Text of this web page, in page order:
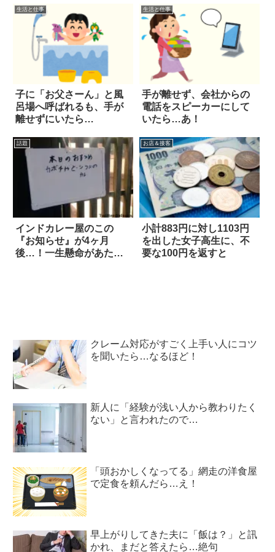
生活と仕事
子に「お父さーん」と風
呂場へ呼ばれるも、手が
離せずにいたら…
生活と仕事
手が離せず、会社からの
電話をスピーカーにして
いたら…あ！
話題
インドカレー屋のこの
『お知らせ』が4ヶ月
後…！一生懸命があたた
お店＆接客
小計883円に対し1103円
を出した女子高生に、不
要な100円を返すと
クレーム対応がすごく上手い人にコツ
を聞いたら…なるほど！
新人に「経験が浅い人から教わりたく
ない」と言われたので…
「頭おかしくなってる」網走の洋食屋
で定食を頼んだら…え！
早上がりしてきた夫に「飯は？」と訊
かれ、まだと答えたら…絶句